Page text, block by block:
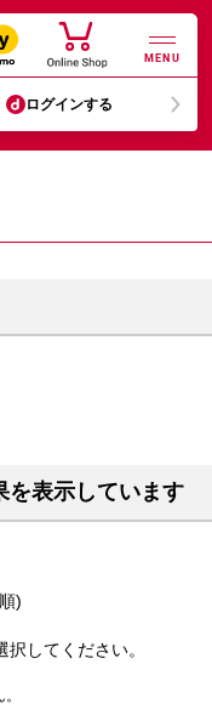
MENU
ログインする
を表示しています
)
してください。